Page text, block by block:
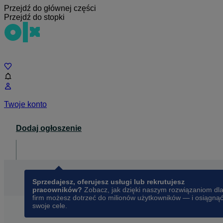
Przejdź do głównej części
Przejdź do stopki
Twoje konto
Dodaj ogłoszenie
Sprzedajesz, oferujesz usługi lub rekrutujesz
pracowników? Zobacz, jak dzięki naszym rozwiązaniom dla
firm możesz dotrzeć do milionów użytkowników — i osiągnąć
swoje cele.